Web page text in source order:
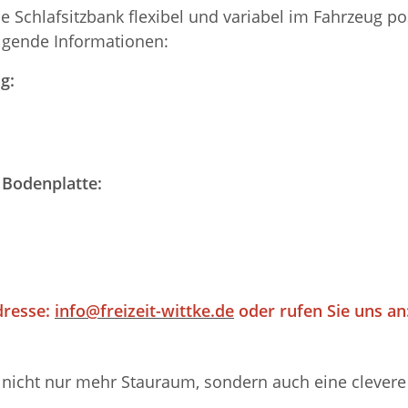
Schlafsitzbank flexibel und variabel im Fahrzeug
Informationen:
info@freizeit-wittke.de oder rufen Sie uns
nur mehr Stauraum, sondern auch eine